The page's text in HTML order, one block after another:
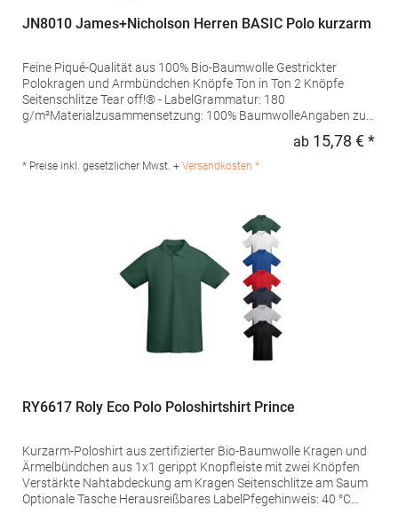
JN8010 James+Nicholson Herren BASIC Polo kurzarm
Feine Piqué-Qualität aus 100% Bio-Baumwolle Gestrickter
Polokragen und Armbündchen Knöpfe Ton in Ton 2 Knöpfe
Seitenschlitze Tear off!® - LabelGrammatur: 180
g/m²Materialzusammensetzung: 100% BaumwolleAngaben zur
GmbH Vor dem Weißen Stein 25-31 72461 Albstadt Deutschland
E-Mail: info@daiber.de
ab 15,78 € *
* Preise inkl. gesetzlicher Mwst. + Versandkosten *
RY6617 Roly Eco Polo Poloshirtshirt Prince
Kurzarm-Poloshirt aus zertifizierter Bio-Baumwolle Kragen und
Ärmelbündchen aus 1x1 gerippt Knopfleiste mit zwei Knöpfen
Verstärkte Nahtabdeckung am Kragen Seitenschlitze am Saum
Optionale Tasche Herausreißbares LabelPfegehinweis: 40 °C